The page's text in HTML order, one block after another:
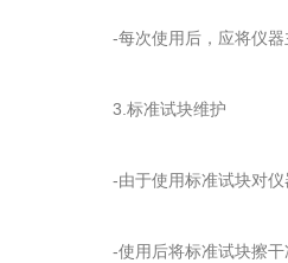
-每次使用后，应将仪器
3.标准试块维护
-由于使用标准试块对仪
-使用后将标准试块擦干净